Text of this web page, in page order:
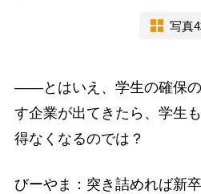
写真
――とはいえ、学生の確保
す企業が出てきたら、学生
得なくなるのでは？
びーやま：突き詰めれば新